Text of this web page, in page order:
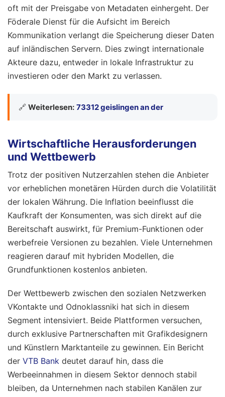
oft mit der Preisgabe von Metadaten einhergeht. Der
Föderale Dienst für die Aufsicht im Bereich
Kommunikation verlangt die Speicherung dieser Daten
auf inländischen Servern. Dies zwingt internationale
Akteure dazu, entweder in lokale Infrastruktur zu
investieren oder den Markt zu verlassen.
🔗 Weiterlesen: 73312 geislingen an der
Wirtschaftliche Herausforderungen
und Wettbewerb
Trotz der positiven Nutzerzahlen stehen die Anbieter
vor erheblichen monetären Hürden durch die Volatilität
der lokalen Währung. Die Inflation beeinflusst die
Kaufkraft der Konsumenten, was sich direkt auf die
Bereitschaft auswirkt, für Premium-Funktionen oder
werbefreie Versionen zu bezahlen. Viele Unternehmen
reagieren darauf mit hybriden Modellen, die
Grundfunktionen kostenlos anbieten.
Der Wettbewerb zwischen den sozialen Netzwerken
VKontakte und Odnoklassniki hat sich in diesem
Segment intensiviert. Beide Plattformen versuchen,
durch exklusive Partnerschaften mit Grafikdesignern
und Künstlern Marktanteile zu gewinnen. Ein Bericht
der VTB Bank deutet darauf hin, dass die
Werbeeinnahmen in diesem Sektor dennoch stabil
bleiben, da Unternehmen nach stabilen Kanälen zur